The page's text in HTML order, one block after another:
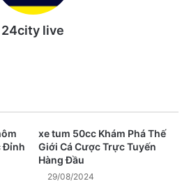
24city live
Đỉnh
xe tum 50cc Khám Phá Thế
Giới Cá Cược Trực Tuyến
Hàng Đầu
29/08/2024